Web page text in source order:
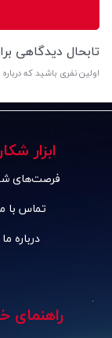
تابحال دیدگاهی
اولین نفری باشید که
ابزار
فرصت‌های
تماس با
درباره ما
راهنمای